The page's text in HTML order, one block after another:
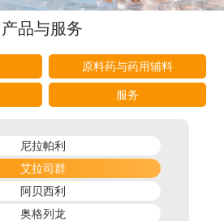
产品与服务
原料药与药用辅料
服务
尼拉帕利
艾拉司群
阿贝西利
奥格列龙